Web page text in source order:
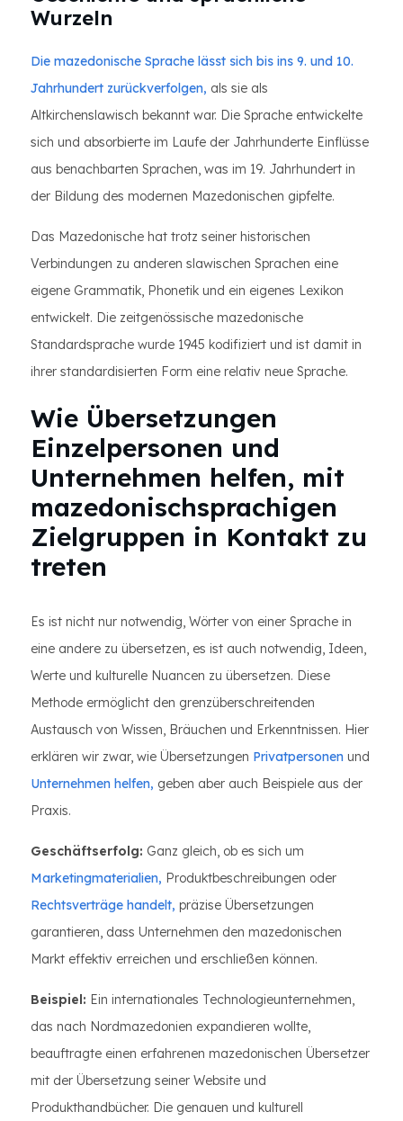
Wurzeln
Die mazedonische Sprache lässt sich bis ins 9. und 10.
Jahrhundert zurückverfolgen, als sie als
Altkirchenslawisch bekannt war. Die Sprache entwickelte
sich und absorbierte im Laufe der Jahrhunderte Einflüsse
aus benachbarten Sprachen, was im 19. Jahrhundert in
der Bildung des modernen Mazedonischen gipfelte.
Das Mazedonische hat trotz seiner historischen
Verbindungen zu anderen slawischen Sprachen eine
eigene Grammatik, Phonetik und ein eigenes Lexikon
entwickelt. Die zeitgenössische mazedonische
Standardsprache wurde 1945 kodifiziert und ist damit in
ihrer standardisierten Form eine relativ neue Sprache.
Wie Übersetzungen
Einzelpersonen und
Unternehmen helfen, mit
mazedonischsprachigen
Zielgruppen in Kontakt zu
treten
Es ist nicht nur notwendig, Wörter von einer Sprache in
eine andere zu übersetzen, es ist auch notwendig, Ideen,
Werte und kulturelle Nuancen zu übersetzen. Diese
Methode ermöglicht den grenzüberschreitenden
Austausch von Wissen, Bräuchen und Erkenntnissen. Hier
erklären wir zwar, wie Übersetzungen Privatpersonen und
Unternehmen helfen, geben aber auch Beispiele aus der
Praxis.
Geschäftserfolg: Ganz gleich, ob es sich um
Marketingmaterialien, Produktbeschreibungen oder
Rechtsverträge handelt, präzise Übersetzungen
garantieren, dass Unternehmen den mazedonischen
Markt effektiv erreichen und erschließen können.
Beispiel: Ein internationales Technologieunternehmen,
das nach Nordmazedonien expandieren wollte,
beauftragte einen erfahrenen mazedonischen Übersetzer
mit der Übersetzung seiner Website und
Produkthandbücher. Die genauen und kulturell